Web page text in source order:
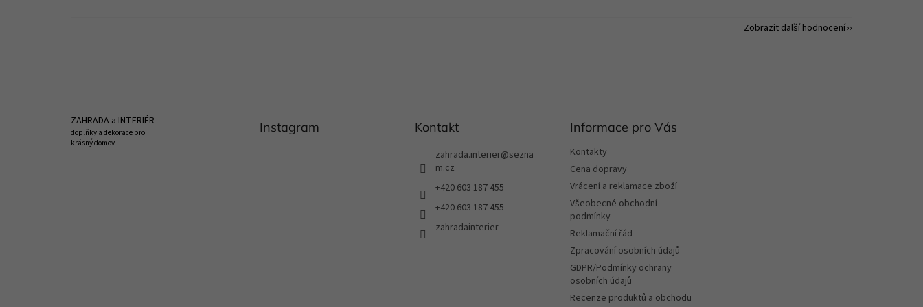
Zobrazit další hodnocení
ZAHRADA a INTERIÉR
doplňky a dekorace pro
krásný domov
Instagram Kontakt
zahrada.interier@sezna
m.cz
+420 603 187 455
+420 603 187 455
zahradainterier
Informace pro Vás
Kontakty
Cena dopravy
Vrácení a reklamace zboží
Všeobecné obchodní
podmínky
Reklamační řád
Zpracování osobních údajů
GDPR/Podmínky ochrany
osobních údajů
Recenze produktů a obchodu